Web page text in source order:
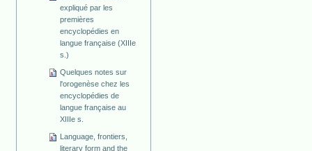
expliqué par les
premières
encyclopédies en
langue française (XIIIe
s.)
Quelques notes sur
l'orogenèse chez les
encyclopédies de
langue française au
XIIIe s.
Language, frontiers,
literary form and the